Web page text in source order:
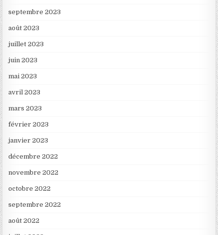
septembre 2023
août 2023
juillet 2023
juin 2023
mai 2023
avril 2023
mars 2023
février 2023
janvier 2023
décembre 2022
novembre 2022
octobre 2022
septembre 2022
août 2022